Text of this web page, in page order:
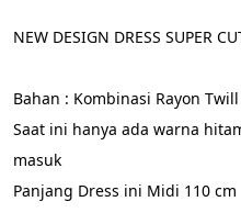
NEW DESIGN DRESS SUPER
Bahan : Kombinasi Rayon
Saat ini hanya ada warna
masuk
Panjang Dress ini Midi 110 cm